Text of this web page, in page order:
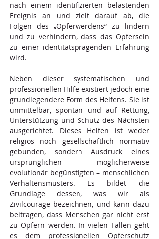
nach einem identifizierten belastenden
Ereignis an und zielt darauf ab, die
Folgen des „Opferwerdens“ zu lindern
und zu verhindern, dass das Opfersein
zu einer identitätsprägenden Erfahrung
wird.
Neben dieser systematischen und
professionellen Hilfe existiert jedoch eine
grundlegendere Form des Helfens. Sie ist
unmittelbar, spontan und auf Rettung,
Unterstützung und Schutz des Nächsten
ausgerichtet. Dieses Helfen ist weder
religiös noch gesellschaftlich normativ
gebunden, sondern Ausdruck eines
ursprünglichen – möglicherweise
evolutionär begünstigten – menschlichen
Verhaltensmusters. Es bildet die
Grundlage dessen, was wir als
Zivilcourage bezeichnen, und kann dazu
beitragen, dass Menschen gar nicht erst
zu Opfern werden. In vielen Fällen geht
es dem professionellen Opferschutz